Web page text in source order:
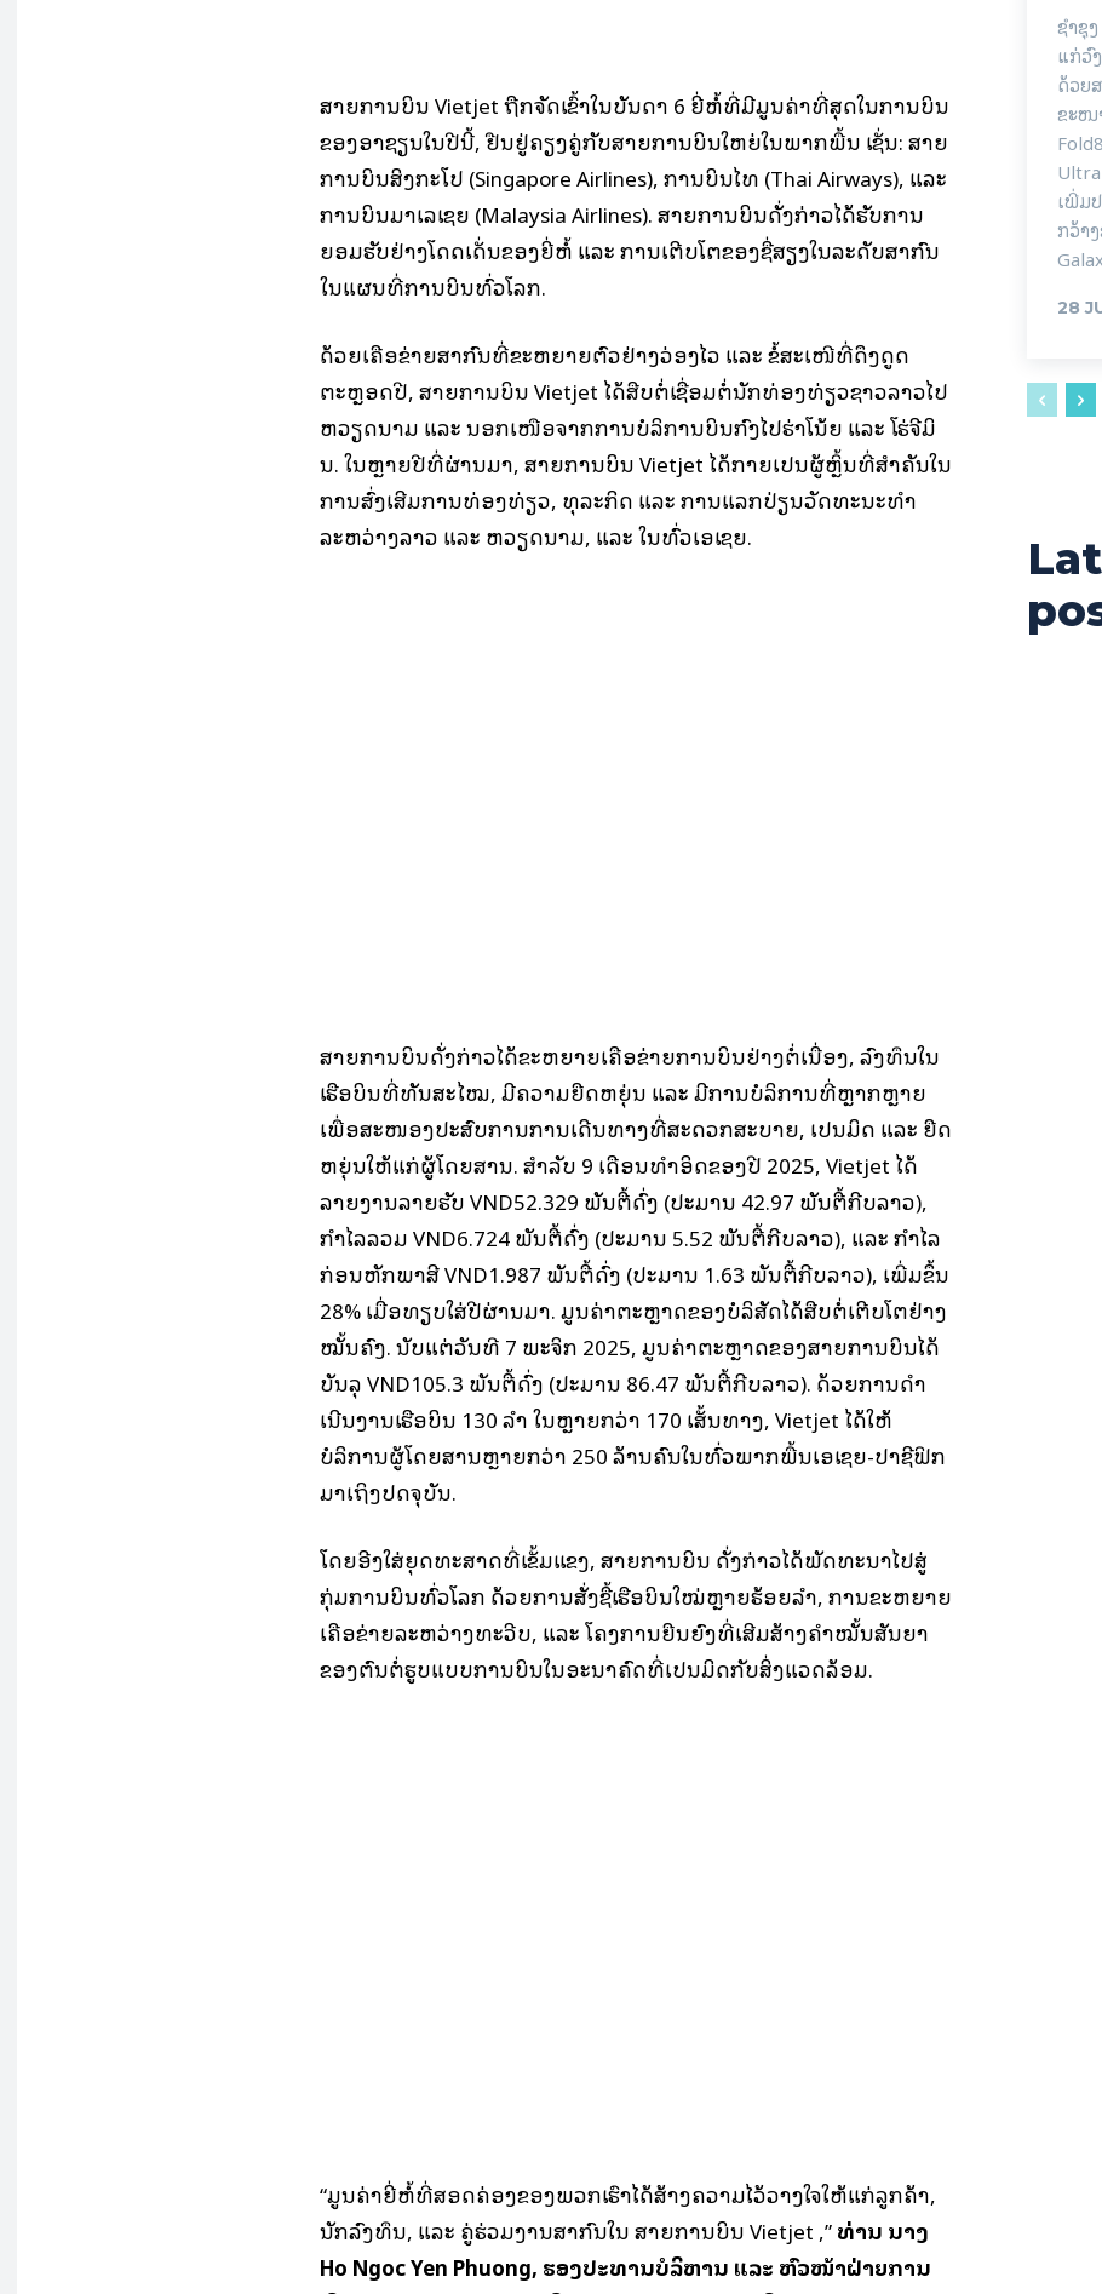
ສາຍການບິນ Vietjet ຖືກຈັດເຂົ້າໃນບັນດາ 6 ຍີ່ຫໍ້ທີ່ມີມູນຄ່າທີ່ສຸດໃນການບິນ
ຂອງອາຊຽນໃນປີນີ້, ຢືນຢູ່ຄຽງຄູ່ກັບສາຍການບິນໃຫຍ່ໃນພາກພື້ນ ເຊັ່ນ: ສາຍ
ການບິນສິງກະໂປ (Singapore Airlines), ການບິນໄທ (Thai Airways), ແລະ
ການບິນມາເລເຊຍ (Malaysia Airlines). ສາຍການບິນດັ່ງກ່າວໄດ້ຮັບການ
ຍອມຮັບຢ່າງໂດດເດັ່ນຂອງຍີ່ຫໍ້ ແລະ ການເຕີບໂຕຂອງຊື່ສຽງໃນລະດັບສາກົນ
ໃນແຜນທີ່ການບິນທົ່ວໂລກ.
ດ້ວຍເຄືອຂ່າຍສາກົນທີ່ຂະຫຍາຍຕົວຢ່າງວ່ອງໄວ ແລະ ຂໍ້ສະເໜີທີ່ດຶງດູດ
ຕະຫຼອດປີ, ສາຍການບິນ Vietjet ໄດ້ສືບຕໍ່ເຊື່ອມຕໍ່ນັກທ່ອງທ່ຽວຊາວລາວໄປ
ຫວຽດນາມ ແລະ ນອກເໜືອຈາກການບໍລິການບິນກົງໄປຮ່າໂນ້ຍ ແລະ ໂຮ່ຈີມິ
ນ. ໃນຫຼາຍປີທີ່ຜ່ານມາ, ສາຍການບິນ Vietjet ໄດ້ກາຍເປັນຜູ້ຫຼິ້ນທີ່ສໍາຄັນໃນ
ການສົ່ງເສີມການທ່ອງທ່ຽວ, ທຸລະກິດ ແລະ ການແລກປ່ຽນວັດທະນະທໍາ
ລະຫວ່າງລາວ ແລະ ຫວຽດນາມ, ແລະ ໃນທົ່ວເອເຊຍ.
ສາຍການບິນດັ່ງກ່າວໄດ້ຂະຫຍາຍເຄືອຂ່າຍການບິນຢ່າງຕໍ່ເນື່ອງ, ລົງທຶນໃນ
ເຮືອບິນທີ່ທັນສະໄໝ, ມີຄວາມຍືດຫຍຸ່ນ ແລະ ມີການບໍລິການທີ່ຫຼາກຫຼາຍ
ເພື່ອສະໜອງປະສົບການການເດີນທາງທີ່ສະດວກສະບາຍ, ເປັນມິດ ແລະ ຍືດ
ຫຍຸ່ນໃຫ້ແກ່ຜູ້ໂດຍສານ. ສໍາລັບ 9 ເດືອນທໍາອິດຂອງປີ 2025, Vietjet ໄດ້
ລາຍງານລາຍຮັບ VND52.329 ພັນຕື້ດົ່ງ (ປະມານ 42.97 ພັນຕື້ກີບລາວ),
ກໍາໄລລວມ VND6.724 ພັນຕື້ດົ່ງ (ປະມານ 5.52 ພັນຕື້ກີບລາວ), ແລະ ກໍາໄລ
ກ່ອນຫັກພາສີ VND1.987 ພັນຕື້ດົ່ງ (ປະມານ 1.63 ພັນຕື້ກີບລາວ), ເພີ່ມຂຶ້ນ
28% ເມື່ອທຽບໃສ່ປີຜ່ານມາ. ມູນຄ່າຕະຫຼາດຂອງບໍລິສັດໄດ້ສືບຕໍ່ເຕີບໂຕຢ່າງ
ໝັ້ນຄົງ. ນັບແຕ່ວັນທີ 7 ພະຈິກ 2025, ມູນຄ່າຕະຫຼາດຂອງສາຍການບິນໄດ້
ບັນລຸ VND105.3 ພັນຕື້ດົ່ງ (ປະມານ 86.47 ພັນຕື້ກີບລາວ). ດ້ວຍການດໍາ
ເນີນງານເຮືອບິນ 130 ລໍາ ໃນຫຼາຍກວ່າ 170 ເສັ້ນທາງ, Vietjet ໄດ້ໃຫ້
ບໍລິການຜູ້ໂດຍສານຫຼາຍກວ່າ 250 ລ້ານຄົນໃນທົ່ວພາກພື້ນເອເຊຍ-ປາຊີຟິກ
ມາເຖິງປັດຈຸບັນ.
ໂດຍອີງໃສ່ຍຸດທະສາດທີ່ເຂັ້ມແຂງ, ສາຍການບິນ ດັ່ງກ່າວໄດ້ພັດທະນາໄປສູ່
ກຸ່ມການບິນທົ່ວໂລກ ດ້ວຍການສັ່ງຊື້ເຮືອບິນໃໝ່ຫຼາຍຮ້ອຍລໍາ, ການຂະຫຍາຍ
ເຄືອຂ່າຍລະຫວ່າງທະວີບ, ແລະ ໂຄງການຍືນຍົງທີ່ເສີມສ້າງຄໍາໝັ້ນສັນຍາ
ຂອງຕົນຕໍ່ຮູບແບບການບິນໃນອະນາຄົດທີ່ເປັນມິດກັບສິ່ງແວດລ້ອມ.
“ມູນຄ່າຍີ່ຫໍ້ທີ່ສອດຄ່ອງຂອງພວກເຮົາໄດ້ສ້າງຄວາມໄວ້ວາງໃຈໃຫ້ແກ່ລູກຄ້າ,
ນັກລົງທຶນ, ແລະ ຄູ່ຮ່ວມງານສາກົນໃນ ສາຍການບິນ Vietjet ,”ທ່ານ ນາງ
Ho Ngoc Yen Phuong, ຮອງປະທານບໍລິຫານ ແລະ ຫົວໜ້າຝ່າຍການ
ຊຳຊຸ
ແກ່ວົ
ດ້ວຍ
ຂະໜ
ເພີ່ມ
ກວ້າ
28